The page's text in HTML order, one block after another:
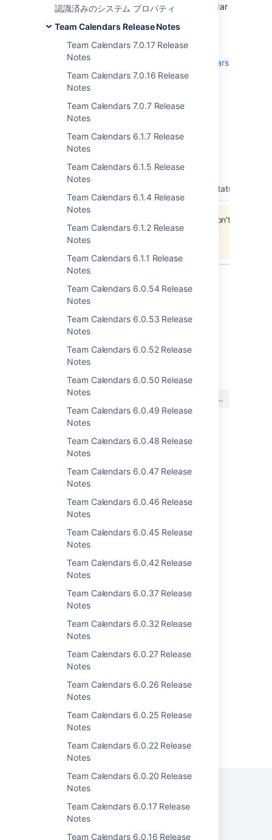
認識済みのシステム プロパティ
Team Calendars Release Notes
Team Calendars 7.0.17 Release
Notes
Team Calendars 7.0.16 Release
Notes
Team Calendars 7.0.7 Release
Notes
Team Calendars 6.1.7 Release
Notes
Team Calendars 6.1.5 Release
Notes
Team Calendars 6.1.4 Release
Notes
Team Calendars 6.1.2 Release
Notes
Team Calendars 6.1.1 Release
Notes
Team Calendars 6.0.54 Release
Notes
Team Calendars 6.0.53 Release
Notes
Team Calendars 6.0.52 Release
Notes
Team Calendars 6.0.50 Release
Notes
Team Calendars 6.0.49 Release
Notes
Team Calendars 6.0.48 Release
Notes
Team Calendars 6.0.47 Release
Notes
Team Calendars 6.0.46 Release
Notes
Team Calendars 6.0.45 Release
Notes
Team Calendars 6.0.42 Release
Notes
Team Calendars 6.0.37 Release
Notes
Team Calendars 6.0.32 Release
Notes
Team Calendars 6.0.27 Release
Notes
Team Calendars 6.0.26 Release
Notes
Team Calendars 6.0.25 Release
Notes
Team Calendars 6.0.22 Release
Notes
Team Calendars 6.0.20 Release
Notes
Team Calendars 6.0.17 Release
Notes
Team Calendars 6.0.16 Release
recommend that you back up your calendar
Team Calendars entry of the plugins
administration screens. See
Team Calendars
on plugins.atlassian.comfor more
information.
Updates and Fixes in this
Release
status
Jira project doesn't exist or you don't have
permission to view it.
View these issues in Jira
最終更新日 2012 年 7 月 17 日
この内容はお役に立ちました
いいえ
関連コンテンツ
Team Calendars 2.3.1 Release Notes
Team Calendars 3.2.2 Release Notes
Team Calendars 3.2.3 Release Notes
Team Calendars 3.2.1 Release Notes
Team Calendars 3.2.4 Release Notes
Team Calendars 3.0.1 Release Notes
Team Calendars 3.1.3 Release Notes
Team Calendars 3.1.5 Release Notes
プライバシー ポリシー